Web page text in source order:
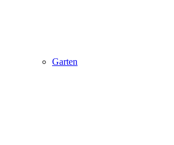
Garten